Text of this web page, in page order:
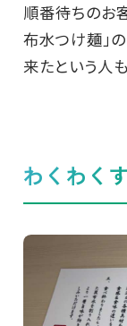
順番待ちのお
布水つけ麺」
来たという人
わくわく